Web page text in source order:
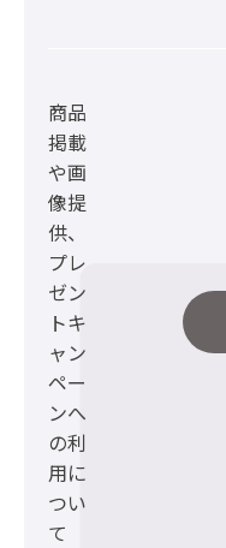
商品
掲載
や画
像提
供、
プレ
ゼン
トキ
ャン
ペー
ンへ
の利
用に
つい
て